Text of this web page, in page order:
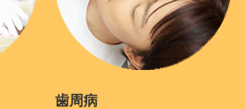
歯周病